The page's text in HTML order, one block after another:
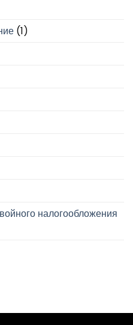
(1)
налогообложения